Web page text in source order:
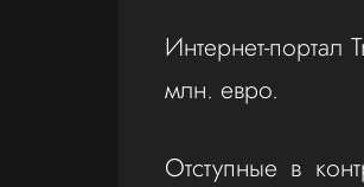
Интернет-портал
млн. евро.
Отступные в